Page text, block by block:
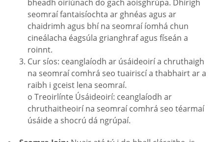
bheadh oiriúnach do gach aoisghrúpa. Dhírigh
seomraí fantaisíochta ar ghnéas agus ar
chaidrimh agus bhí na seomraí íomhá chun
cineálacha éagsúla grianghraf agus físeán a
roinnt.
Cur síos: ceanglaíodh ar úsáideoirí a chruthaigh
na seomraí comhrá seo tuairiscí a thabhairt ar a
raibh i gceist lena seomraí.
o Treoirlínte Úsáideoirí: ceanglaíodh ar
chruthaitheoirí na seomraí comhrá seo téarmaí
úsáide a shocrú dá ngrúpaí.